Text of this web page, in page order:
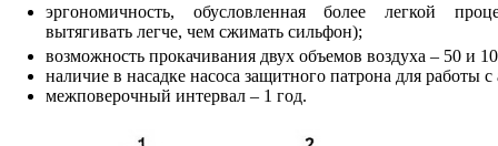
эргономичность, обусловленная более легкой
вытягивать легче, чем сжимать сильфон);
возможность прокачивания двух объемов воздуха – 50 и
наличие в насадке насоса защитного патрона для работы
межповерочный интервал – 1 год.